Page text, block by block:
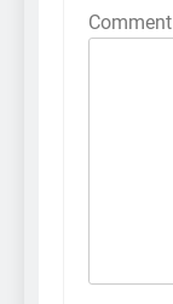
Comment